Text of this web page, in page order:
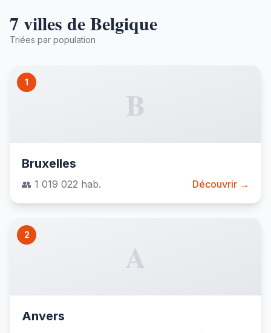
7 villes de Belgique
Triées par population
1
B
Bruxelles
👥 1 019 022 hab. Découvrir →
2
A
Anvers